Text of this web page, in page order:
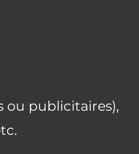
ou publicitaires),